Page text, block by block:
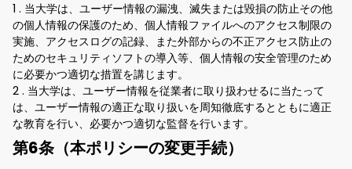
1 . 当大学は、ユーザー情報の漏洩、滅失または毀損の防止その他
の個人情報の保護のため、個人情報ファイルへのアクセス制限の
実施、アクセスログの記録、また外部からの不正アクセス防止の
ためのセキュリティソフトの導入等、個人情報の安全管理のため
に必要かつ適切な措置を講じます。
2 . 当大学は、ユーザー情報を従業者に取り扱わせるに当たって
は、ユーザー情報の適正な取り扱いを周知徹底するとともに適正
な教育を行い、必要かつ適切な監督を行います。
第6条（本ポリシーの変更手続）